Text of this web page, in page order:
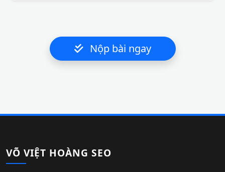
Nộp bài ngay
VÕ VIỆT HOÀNG SEO